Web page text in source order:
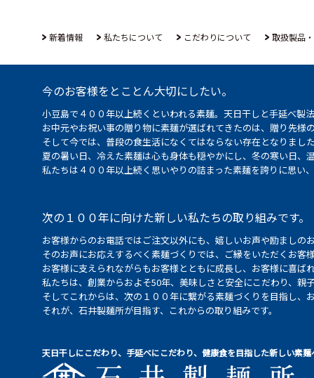
新着情報 私たちについて こだわりについて 取扱製品
今のお客様をとことん大切にしたい。
小豆島で４００年以上続くといわれる素麺。天日干しと手延べ
お中元やお祝い事の贈り物に素麺が選ばれてきたのは、贈り先
そして今では、普段の食生活になくてはならない存在となりまし
夏の暑い日、冷えた素麺は心も身体も穏やかにし、冬の寒い日
私たちは４００年以上続く思いやりの詰まった素麺を誇りに思
次の１００年に向けた新しい私たちの取り組みです。
お客様からのお電話ではご注文以外にも、嬉しいお声や励まし
そのお声にお応えするべく素麺づくりでは、ご縁をいただくお
お客様に支えられながらもお客様とともに成長し、お客様に喜ば
私たちは、創業からおよそ50年、美味しさと安全にこだわり、
そしてこれからは、次の１００年に繋がる素麺づくりを目指し
それが、石井製麺所が目指す、これからの取り組みです。
天日干しにこだわり、手延べにこだわり、健康食を目指した新しい素麺